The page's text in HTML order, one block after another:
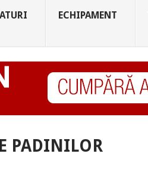
ECHIPAMENT
PADINILOR